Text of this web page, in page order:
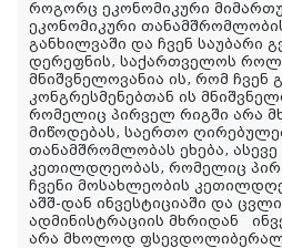
როგორც ეკონომიკური
ეკონომიკური
განხილვაში და ჩვენ საუბარი
დერეფნის, საქართველოს
მნიშვნელოვანია ის, რომ ჩვენ
კონგრესმენებთან ის
რომელიც პირველ რიგში არა
მიწოდებას, საერთო
თანამშრომლობას ეხება, ასევე
კეთილდღეობას, რომელიც
ჩვენი მოსახლეობის
აშშ-დან ინვესტიციაში და
ადმინისტრაციის მხრიდან
არა მხოლოდ